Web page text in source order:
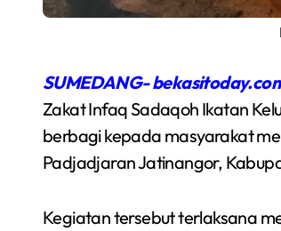
SUMEDANG-
Zakat Infaq Sadaqoh Ikatan
berbagi kepada masyarakat
Padjadjaran Jatinangor,
Kegiatan tersebut terlaksana
Semarakkan
Gowes
Inisiasi
Ride Rutin di
Redaksi Bekasi Today Agu